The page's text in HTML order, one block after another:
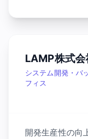
LAMP株式会
システム開発・バ
フィス
開発生産性の向